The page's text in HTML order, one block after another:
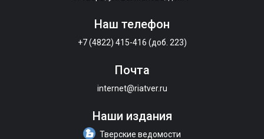
Наш телефон
+7 (4822) 415-416 (доб. 223)
Почта
internet@riatver.ru
Наши издания
Тверские ведомости